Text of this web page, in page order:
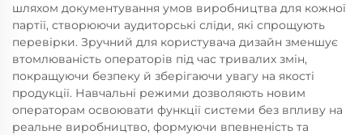
шляхом документування умов виробництва для кожної
партії, створюючи аудиторські сліди, які спрощують
перевірки. Зручний для користувача дизайн зменшує
втомлюваність операторів під час тривалих змін,
покращуючи безпеку й зберігаючи увагу на якості
продукції. Навчальні режими дозволяють новим
операторам освоювати функції системи без впливу на
реальне виробництво, формуючи впевненість та